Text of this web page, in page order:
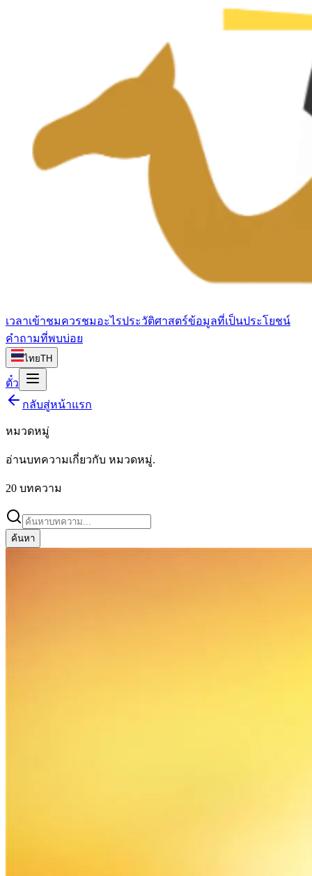
เวลาเข้าชมควรชมอะไรประวัติศาสตร์ข้อมูลที่เป็นประโยชน์
คำถามที่พบบ่อย
ไทยTH
ตั๋ว
กลับสู่หน้าแรก
หมวดหมู่
อ่านบทความเกี่ยวกับ หมวดหมู่.
20 บทความ
ค้นหา